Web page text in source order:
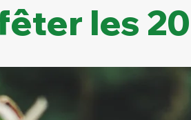
les